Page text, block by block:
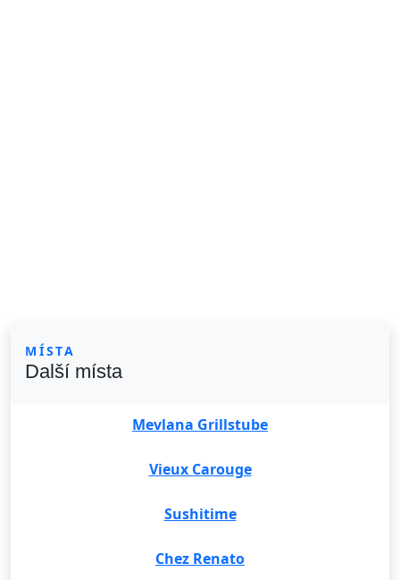
MÍSTA
Další místa
Mevlana Grillstube
Vieux Carouge
Sushitime
Chez Renato